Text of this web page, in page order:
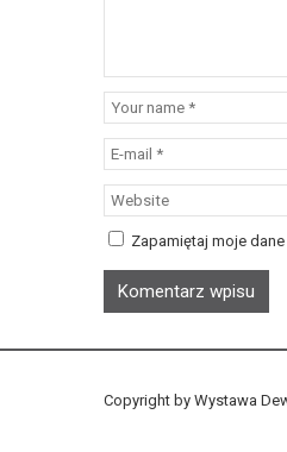
Zapamiętaj moje
Copyright by Wystawa